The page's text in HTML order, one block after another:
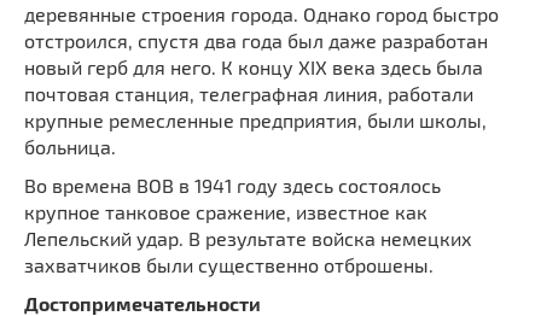
деревянные строения города. Однако город быстро
отстроился, спустя два года был даже разработан
новый герб для него. К концу XIX века здесь была
почтовая станция, телеграфная линия, работали
крупные ремесленные предприятия, были школы,
больница.
Во времена ВОВ в 1941 году здесь состоялось
крупное танковое сражение, известное как
Лепельский удар. В результате войска немецких
захватчиков были существенно отброшены.
Достопримечательности